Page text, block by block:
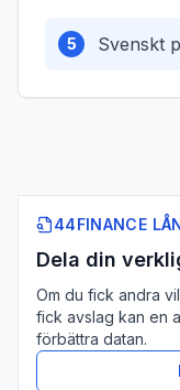
5 Svenskt
44FINANCE
Dela din
Om du fick andra
fick avslag kan en
förbättra datan.